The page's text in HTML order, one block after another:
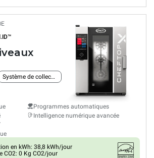
Système de collecte des graisses
Programmes automatiques
Intelligence numérique avancée
en kWh: 38,8 kWh/jour
CO2: 0 Kg CO2/jour